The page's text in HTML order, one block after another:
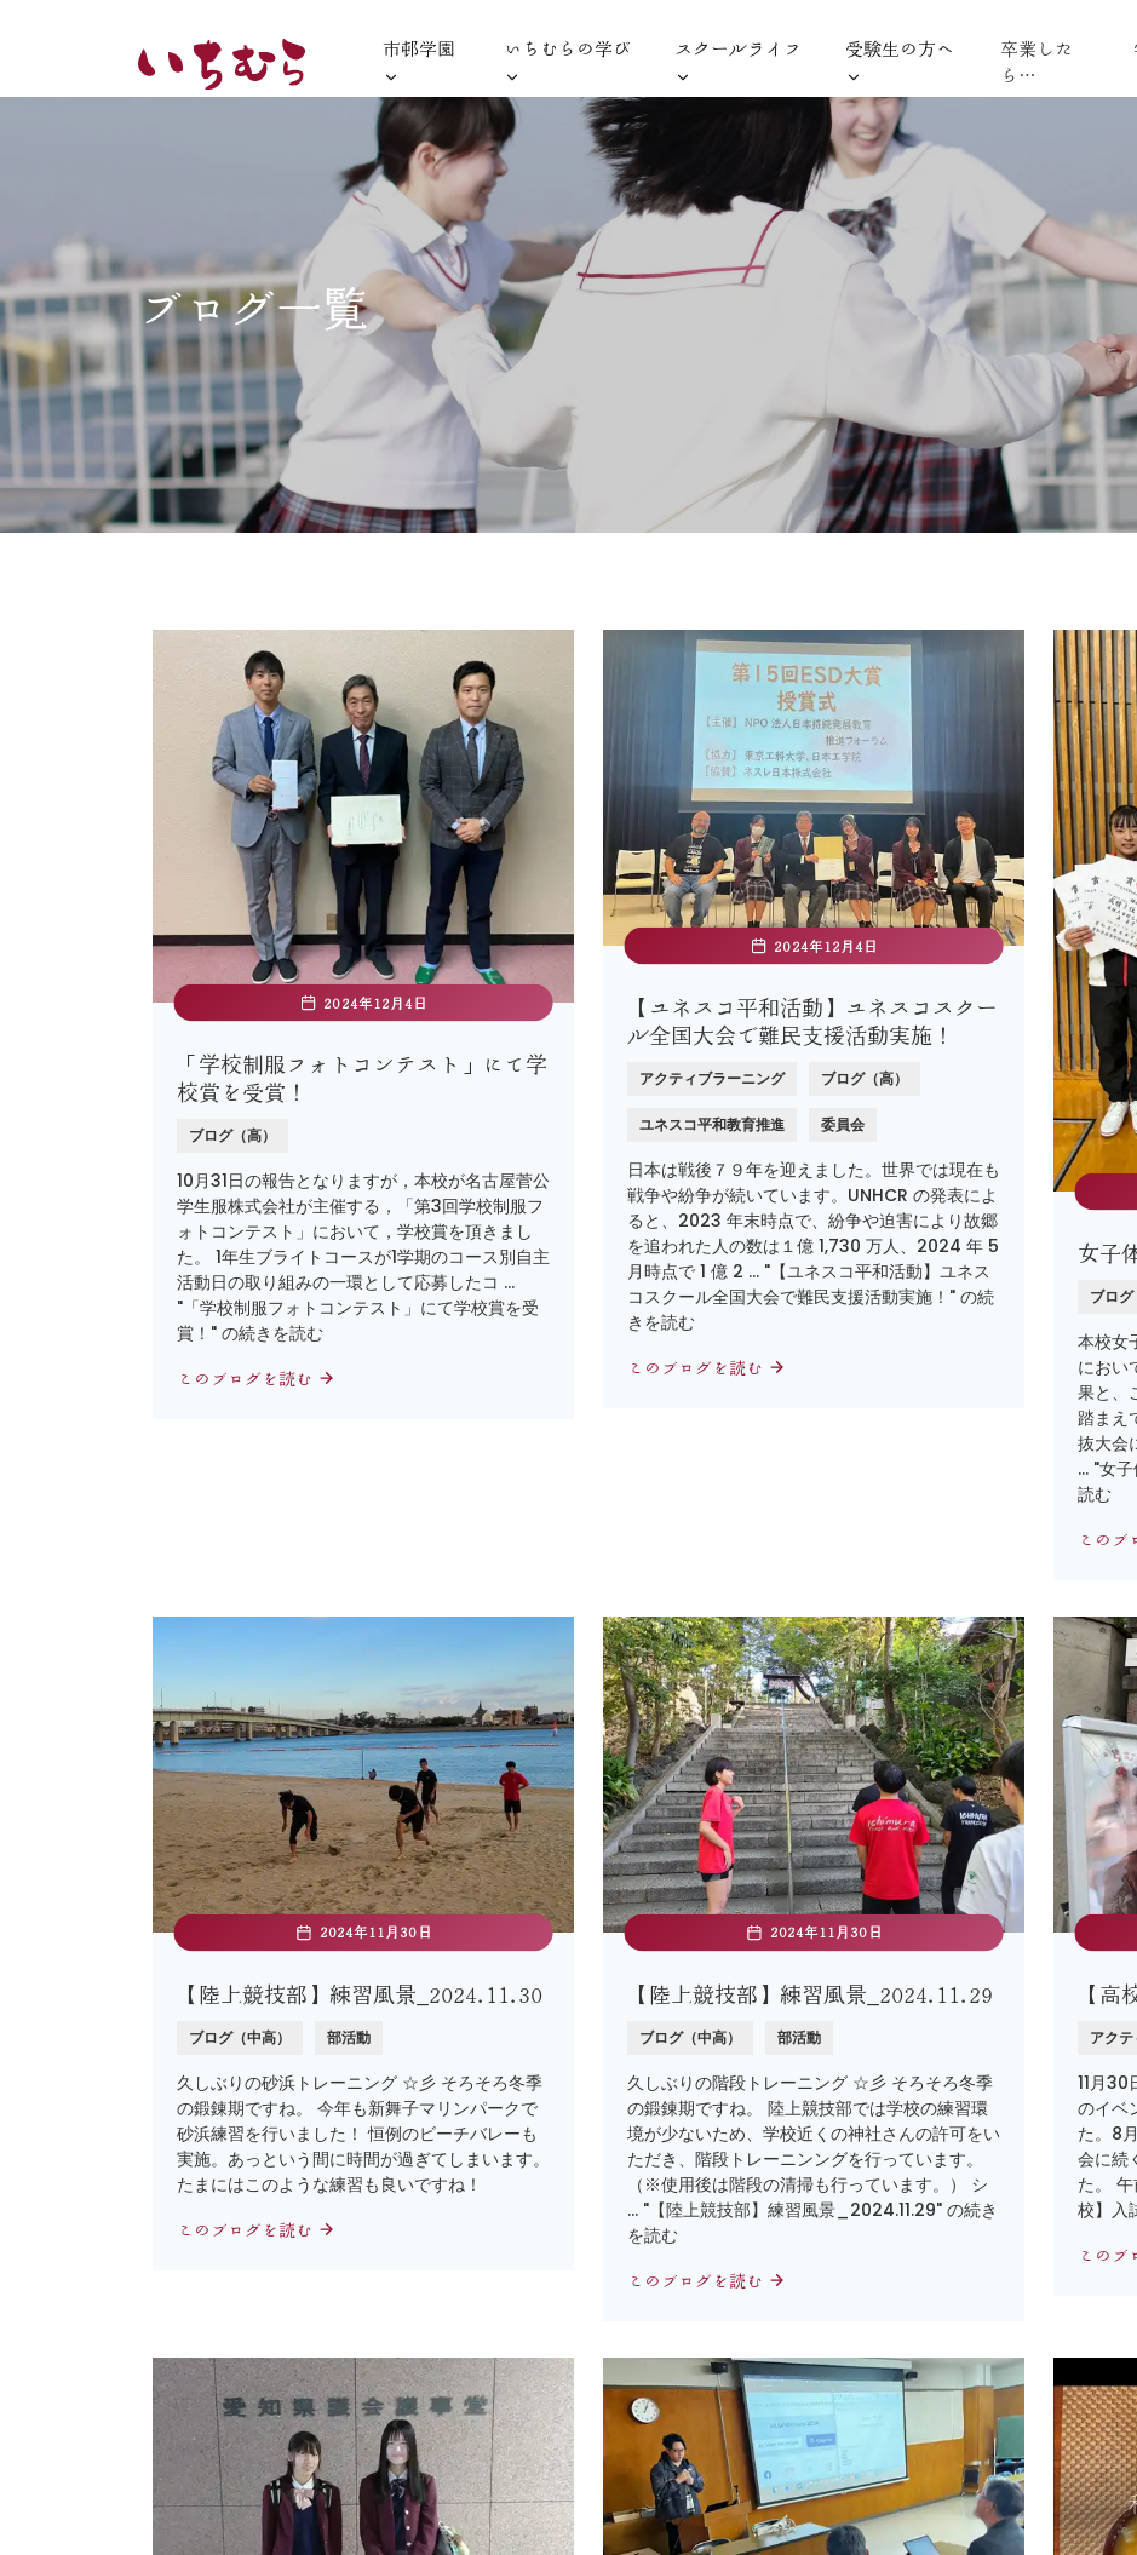
市邨学園 いちむらの学び スクールライフ 受験生の方へ
卒業した
ら…
ブログ一覧
2024年12月4日
「学校制服フォトコンテスト」にて学
校賞を受賞！
ブログ（高）
10月31日の報告となりますが，本校が名古屋菅公
学生服株式会社が主催する，「第3回学校制服フ
ォトコンテスト」において，学校賞を頂きまし
た。 1年生ブライトコースが1学期のコース別自主
活動日の取り組みの一環として応募したコ …
"「学校制服フォトコンテスト」にて学校賞を受
賞！" の続きを読む
このブログを読む
2024年12月4日
【ユネスコ平和活動】ユネスコスクー
ル全国大会で難民支援活動実施！
アクティブラーニング ブログ（高）
ユネスコ平和教育推進 委員会
日本は戦後７９年を迎えました。世界では現在も
戦争や紛争が続いています。UNHCR の発表によ
ると、2023 年末時点で、紛争や迫害により故郷
を追われた人の数は１億 1,730 万人、2024 年 5
月時点で 1 億 2 … "【ユネスコ平和活動】ユネス
コスクール全国大会で難民支援活動実施！" の続
きを読む
このブログを読む
女子
ブログ
本校女
におい
果と、
踏まえ
抜大会
… "女
読む
このブ
2024年11月30日
【陸上競技部】練習風景_2024.11.30
ブログ（中高） 部活動
久しぶりの砂浜トレーニング ☆彡 そろそろ冬季
の鍛錬期ですね。 今年も新舞子マリンパークで
砂浜練習を行いました！ 恒例のビーチバレーも
実施。あっという間に時間が過ぎてしまいます。
たまにはこのような練習も良いですね！
このブログを読む
2024年11月30日
【陸上競技部】練習風景_2024.11.29
ブログ（中高） 部活動
久しぶりの階段トレーニング ☆彡 そろそろ冬季
の鍛錬期ですね。 陸上競技部では学校の練習環
境が少ないため、学校近くの神社さんの許可をい
ただき、階段トレーニンングを行っています。
（※使用後は階段の清掃も行っています。） シ
… "【陸上競技部】練習風景_2024.11.29" の続き
を読む
このブログを読む
【高
アク
11月
のイベ
た。8
会に続
た。
校】入
このブ